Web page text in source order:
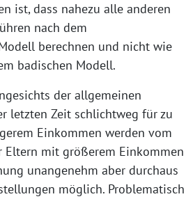
ist, dass nahezu alle anderen
nach dem
berechnen und nicht wie
badischen Modell.
der allgemeinen
letzten Zeit schlichtweg für zu
Einkommen werden vom
mit größerem Einkommen
unangenehm aber durchaus
möglich. Problematisch